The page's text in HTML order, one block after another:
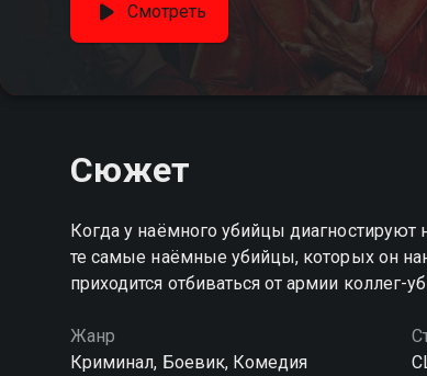
Смотреть
Сюжет
Когда у наёмного убийцы диагностируют
те самые наёмные убийцы, которых он
приходится отбиваться от армии коллег-
Жанр
Криминал, Боевик, Комедия